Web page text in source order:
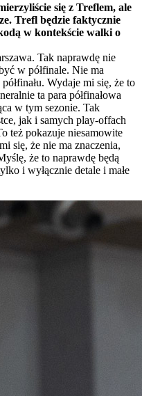
się z Treflem, ale
Trefl będzie faktycznie
w kontekście walki o
Tak naprawdę nie
w półfinale. Nie ma
Wydaje mi się, że to
ta para półfinałowa
w tym sezonie. Tak
jak i samych play-offach
też pokazuje niesamowite
się, że nie ma znaczenia,
że to naprawdę będą
i wyłącznie detale i małe